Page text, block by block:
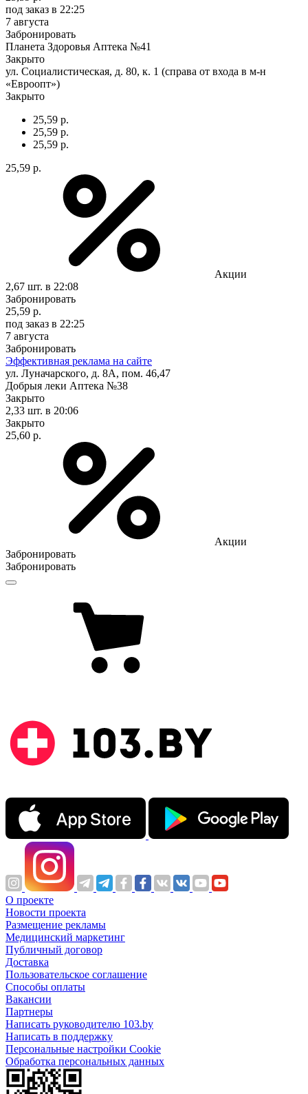
под заказ в 22:25
7 августа
Забронировать
Планета Здоровья Аптека №41
Закрыто
ул. Социалистическая, д. 80, к. 1 (справа от входа в м-н
«Евроопт»)
Закрыто
25,59 р.
25,59 р.
25,59 р.
25,59 р.
Акции
2,67 шт. в 22:08
Забронировать
25,59 р.
под заказ в 22:25
7 августа
Забронировать
Эффективная реклама на сайте
ул. Луначарского, д. 8А, пом. 46,47
Добрыя леки Аптека №38
Закрыто
2,33 шт. в 20:06
Закрыто
25,60 р.
Акции
Забронировать
Забронировать
О проекте
Новости проекта
Размещение рекламы
Медицинский маркетинг
Публичный договор
Доставка
Пользовательское соглашение
Способы оплаты
Вакансии
Партнеры
Написать руководителю 103.by
Написать в поддержку
Персональные настройки Cookie
Обработка персональных данных